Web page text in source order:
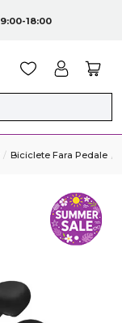
9:00-18:00
Biciclete Fara Pedale